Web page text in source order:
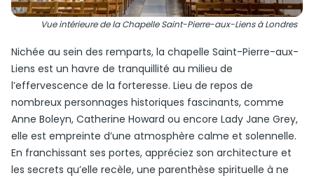
Vue intérieure de la Chapelle Saint-Pierre-aux-Liens à Londres
Nichée au sein des remparts, la chapelle Saint-Pierre-aux-
Liens est un havre de tranquillité au milieu de
l’effervescence de la forteresse. Lieu de repos de
nombreux personnages historiques fascinants, comme
Anne Boleyn, Catherine Howard ou encore Lady Jane Grey,
elle est empreinte d’une atmosphère calme et solennelle.
En franchissant ses portes, appréciez son architecture et
les secrets qu’elle recèle, une parenthèse spirituelle à ne